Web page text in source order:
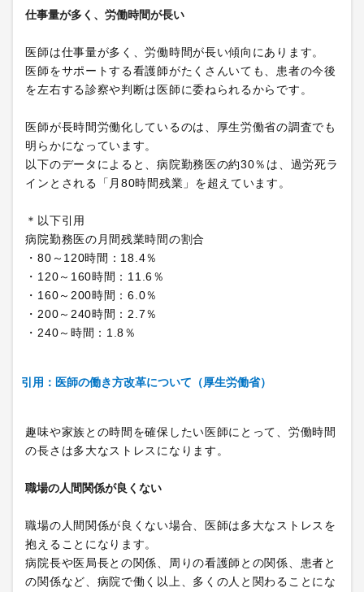
仕事量が多く、労働時間が長い
医師は仕事量が多く、労働時間が長い傾向にあります。
医師をサポートする看護師がたくさんいても、患者の今後
を左右する診察や判断は医師に委ねられるからです。
医師が長時間労働化しているのは、厚生労働省の調査でも
明らかになっています。
以下のデータによると、病院勤務医の約30％は、過労死ラ
インとされる「月80時間残業」を超えています。
＊以下引用
病院勤務医の月間残業時間の割合
・80～120時間：18.4％
・120～160時間：11.6％
・160～200時間：6.0％
・200～240時間：2.7％
・240～時間：1.8％
引用：医師の働き方改革について（厚生労働省）
趣味や家族との時間を確保したい医師にとって、労働時間
の長さは多大なストレスになります。
職場の人間関係が良くない
職場の人間関係が良くない場合、医師は多大なストレスを
抱えることになります。
病院長や医局長との関係、周りの看護師との関係、患者と
の関係など、病院で働く以上、多くの人と関わることにな